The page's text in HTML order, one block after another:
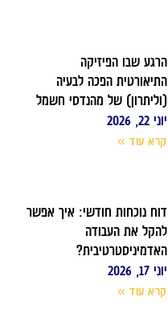
הרגע שבו הפיזיקה
התיאורטית הפכה לבעיה
(וליתרון) של מהנדסי חשמל
יוני 22, 2026
קרא עוד »
דוח נוכחות חודשי: איך אפשר
להקל את העבודה
האדמיניסטרטיבית?
יוני 17, 2026
קרא עוד »